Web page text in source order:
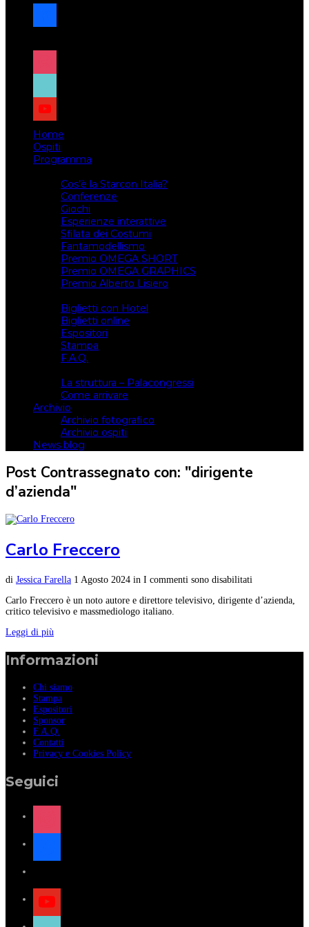
facebook
x
instagram
tiktok
youtube
Home
Ospiti
Programma
Cos’è la Starcon Italia?
Conferenze
Giochi
Esperienze interattive
Sfilata dei Costumi
Fantamodellismo
Premio OMEGA SHORT
Premio OMEGA GRAPHICS
Premio Alberto Lisiero
Biglietti con Hotel
Biglietti online
Espositori
Stampa
F.A.Q.
La struttura – Palacongressi
Come arrivare
Archivio
Archivio fotografico
Archivio ospiti
News blog
Post Contrassegnato con: "dirigente
d’azienda"
Carlo Freccero
di Jessica Farella 1 Agosto 2024 in I commenti sono disabilitati
Carlo Freccero è un noto autore e direttore televisivo, dirigente d’azienda,
critico televisivo e massmediologo italiano.
Leggi di più
Informazioni
Chi siamo
Stampa
Espositori
Sponsor
F.A.Q.
Contatti
Privacy e Cookies Policy
Seguici
instagram
facebook
x
youtube
tiktok